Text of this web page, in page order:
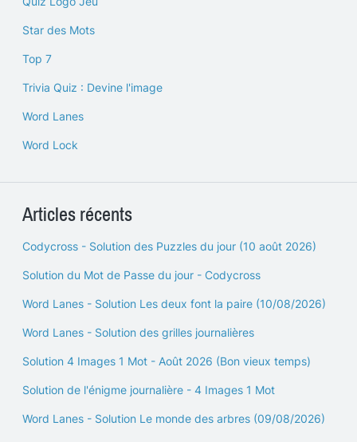
Star des Mots
Top 7
Trivia Quiz : Devine l'image
Word Lanes
Word Lock
Articles récents
Codycross - Solution des Puzzles du jour (10 août 2026)
Solution du Mot de Passe du jour - Codycross
Word Lanes - Solution Les deux font la paire (10/08/2026)
Word Lanes - Solution des grilles journalières
Solution 4 Images 1 Mot - Août 2026 (Bon vieux temps)
Solution de l'énigme journalière - 4 Images 1 Mot
Word Lanes - Solution Le monde des arbres (09/08/2026)